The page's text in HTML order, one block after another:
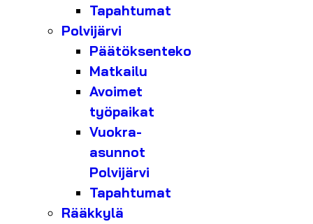
Tapahtumat
Polvijärvi
Päätöksenteko
Matkailu
Avoimet
työpaikat
Vuokra-
asunnot
Polvijärvi
Tapahtumat
Rääkkylä